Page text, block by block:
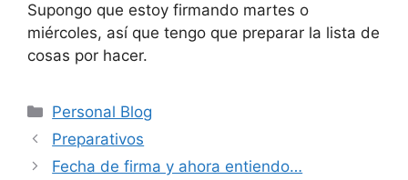
Supongo que estoy firmando martes o
miércoles, así que tengo que preparar la lista de
cosas por hacer.
Categorías
Personal Blog
Preparativos
Fecha de firma y ahora entiendo…